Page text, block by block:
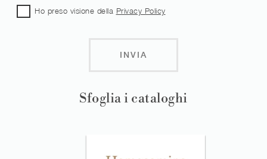
Sfoglia i cataloghi
Ho preso visione della Privacy Policy
INVIA